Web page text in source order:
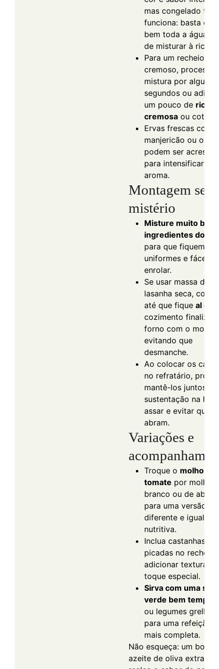
mas congelado
funciona: basta
bem toda a água
de misturar à ricota.
Para um recheio
cremoso, processe
mistura por alguns
segundos ou
um pouco de ricota
cremosa ou
Ervas frescas como
manjericão ou
podem ser
para intensificar o
aroma.
Montagem sem
mistério
Misture muito bem
ingredientes do
para que fiquem
uniformes e fáceis
enrolar.
Se usar massa de
lasanha seca,
até que fique al
cozimento
forno com o molho,
evitando que
desmanche.
Ao colocar os
no refratário,
mantê-los juntos
sustentação na
assar e evitar que
abram.
Variações e
Troque o molho de
tomate por molho
branco ou de
para uma versão
diferente e
nutritiva.
Inclua castanhas
picadas no recheio
adicionar textura e
toque especial.
Sirva com uma
verde bem
ou legumes
para uma refeição
mais completa.
Não esqueça: um bom
azeite de oliva extra